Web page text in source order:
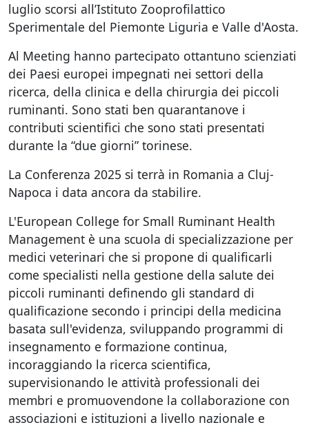
luglio scorsi all’Istituto Zooprofilattico
Sperimentale del Piemonte Liguria e Valle d'Aosta.
Al Meeting hanno partecipato ottantuno scienziati
dei Paesi europei impegnati nei settori della
ricerca, della clinica e della chirurgia dei piccoli
ruminanti. Sono stati ben quarantanove i
contributi scientifici che sono stati presentati
durante la “due giorni” torinese.
La Conferenza 2025 si terrà in Romania a Cluj-
Napoca i data ancora da stabilire.
L'European College for Small Ruminant Health
Management è una scuola di specializzazione per
medici veterinari che si propone di qualificarli
come specialisti nella gestione della salute dei
piccoli ruminanti definendo gli standard di
qualificazione secondo i principi della medicina
basata sull'evidenza, sviluppando programmi di
insegnamento e formazione continua,
incoraggiando la ricerca scientifica,
supervisionando le attività professionali dei
membri e promuovendone la collaborazione con
associazioni e istituzioni a livello nazionale e